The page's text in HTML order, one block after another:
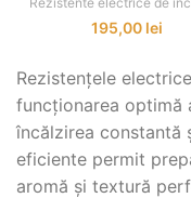
195,00 lei
Rezistențele
funcționarea optimă
încălzirea constantă
eficiente permit
aromă și textură